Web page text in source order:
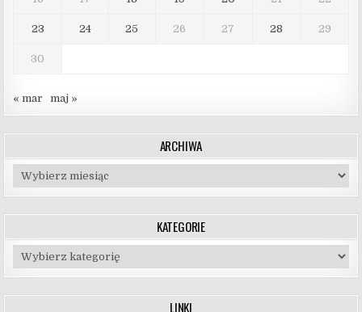
23 24 25 26 27 28 29
30
« mar maj »
ARCHIWA
Archiwa
KATEGORIE
Kategorie
LINKI